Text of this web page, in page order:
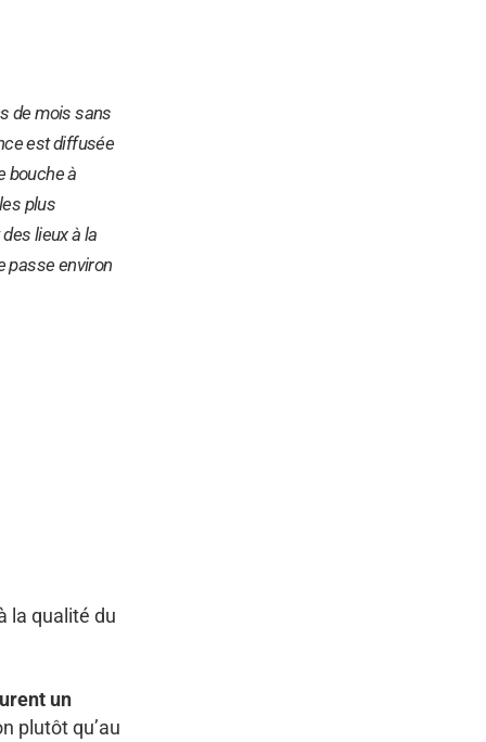
de mois sans
est diffusée
bouche à
plus
lieux à la
passe environ
la qualité du
un
plutôt qu’au